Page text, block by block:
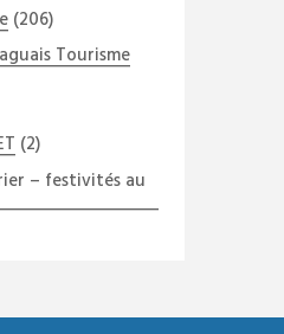
(206)
Tourisme
(2)
– festivités au